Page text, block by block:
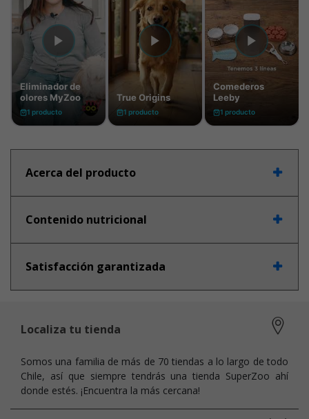
Acerca del producto
Contenido nutricional
Satisfacción garantizada
Localiza tu tienda
Somos una familia de más de 70 tiendas a lo largo de todo
Chile, así que siempre tendrás una tienda SuperZoo ahí
donde estés. ¡Encuentra la más cercana!